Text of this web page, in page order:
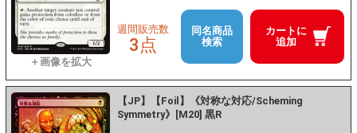
カートに
追加
週間販売数
3点
同名商品
検索
【JP】【Foil】《対称な対応/Scheming
Symmetry》[M20] 黒R